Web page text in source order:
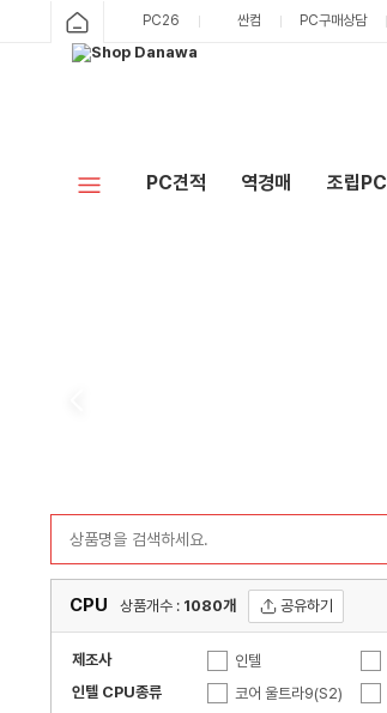
PC26 싼컴 PC구매상담
PC견적 역경매 조립PC
CPU 상품개수 : 1080개 공유하기
제조사 인텔
인텔 CPU종류
코어 울트라9(S2)